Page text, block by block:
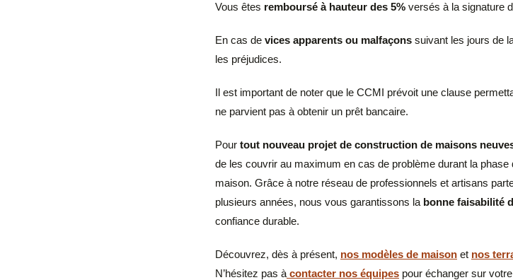
Vous êtes remboursé à hauteur des 5% versés à la signature
En cas de vices apparents ou malfaçons suivant les jours de
les préjudices.
Il est important de noter que le CCMI prévoit une clause
ne parvient pas à obtenir un prêt bancaire.
Pour tout nouveau projet de construction de maisons
de les couvrir au maximum en cas de problème durant la phase
maison. Grâce à notre réseau de professionnels et artisans
plusieurs années, nous vous garantissons la bonne faisabilité
confiance durable.
Découvrez, dès à présent, nos modèles de maison et nos
N’hésitez pas à contacter nos équipes pour échanger sur